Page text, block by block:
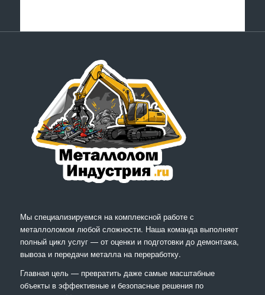
Мы специализируемся на комплексной работе с
металлоломом любой сложности. Наша команда выполняет
полный цикл услуг — от оценки и подготовки до демонтажа,
вывоза и передачи металла на переработку.
Главная цель — превратить даже самые масштабные
объекты в эффективные и безопасные решения по